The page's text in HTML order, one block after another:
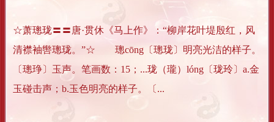
☆萧璁珑〓〓唐·贯休《马上作》：“柳岸花叶堤殷红，风
清襟袖辔璁珑。”☆ 璁cōng〔璁珑〕明亮光洁的样子。
〔璁琤〕玉声。笔画数：15；...珑（瓏）lóng〔珑玲〕a.金
玉碰击声；b.玉色明亮的样子。〔...